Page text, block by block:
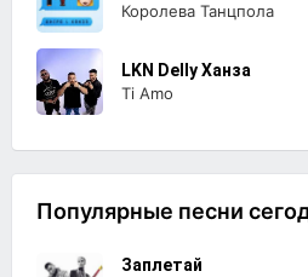
Королева Танцпола
LKN Delly Ханза
Ti Amo
Популярные песни
Заплетай